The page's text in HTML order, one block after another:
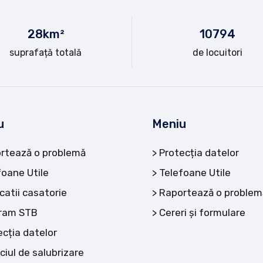
28km²
suprafață totală
10794
de locuitori
o problemă
Utile
casatorie
STB
datelor
de salubrizare
Meniu
Protecția datelor
Telefoane Utile
Raportează o
Cereri și formulare